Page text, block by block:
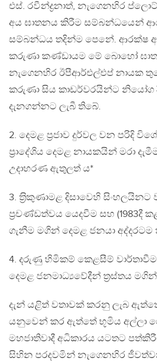
එස්. රවීන්ද්‍රනාත්, නැගෙනහිර
අය ඝාතනය කිරීම සම්බන්ධයෙන්
සම්බන්ධය තදින්ම පෙනේ. ආරක්ෂ
කරුණා කණ්ඩායම මේ බොහෝ
නැගෙනහිර ඊපීආර්එල්එප් නායක
කරුණා සිය කාඩර්වරයින්ට නියෝග
දැනගන්නට ලැබී තිබේ.
2. දෙමළ ප‍්‍රජාව දුර්වල වන පරිදි
ප‍්‍රාදේශිය දෙමළ නායකයින් මරා
උදාහරණ ඇතුලත් ය*
3. ත‍්‍රිකුණාමළ දිසාවෙහි සිංහලයිනට
ප‍්‍රචණ්ඩත්වය යෙදවීම සහ (1983දී
ගැනීම මගින් දෙමළ ජනයා
4. දරුණු හිමිකම් කෙළසීම්
දෙමළ ජනමාධ්‍යවේදීන් ත‍්‍රස්තය
දැන් යළිත් වතාවක් කරනු ලැබ
යනුවෙන් කර ඇත්තේ භූමිය අල්ලා
මහජාතිවාදී අධිකාරය යටතට
සිහින පරදවමින් නැගෙනහිර